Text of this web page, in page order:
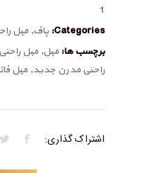
1
Categories: پاف, مبل
برچسب ها: مبل, مبل راحتی
راحتی مدرن جدید, مبل
اشتراک گذاری: